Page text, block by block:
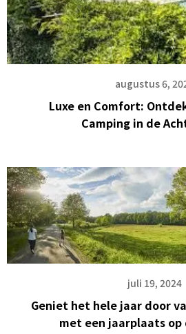
augustus 6,
Luxe en Comfort:
Camping in de
juli 19, 2024
Geniet het hele jaar door
met een jaarplaats op